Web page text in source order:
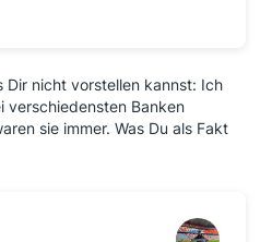
Dir nicht vorstellen kannst: Ich
verschiedensten Banken
sie immer. Was Du als Fakt